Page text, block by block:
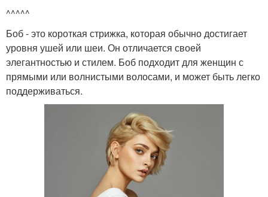
^^^^^
Боб - это короткая стрижка, которая обычно достигает
уровня ушей или шеи. Он отличается своей
элегантностью и стилем. Боб подходит для женщин с
прямыми или волнистыми волосами, и может быть легко
поддерживаться.